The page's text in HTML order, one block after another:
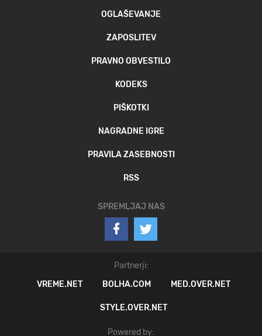
OGLAŠEVANJE
ZAPOSLITEV
PRAVNO OBVESTILO
KODEKS
PIŠKOTKI
NAGRADNE IGRE
PRAVILA ZASEBNOSTI
RSS
SPREMLJAJ NAS
Partnerji:
VREME.NET
BOLHA.COM MED.OVER.NET
STYLE.OVER.NET
Powered by: